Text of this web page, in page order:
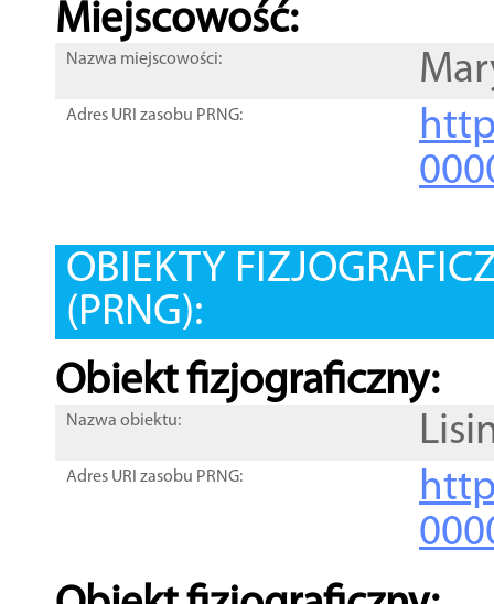
Miejscowość:
Nazwa miejscowości:
Adres URI zasobu PRNG:
OBIEKTY
(PRNG):
Obiekt fizjograficzny:
Nazwa obiektu:
Adres URI zasobu PRNG: